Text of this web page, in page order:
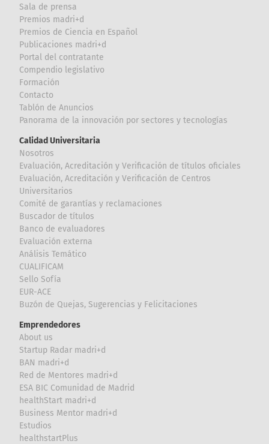
Sala de prensa
Premios madri+d
Premios de Ciencia en Español
Publicaciones madri+d
Portal del contratante
Compendio legislativo
Formación
Contacto
Tablón de Anuncios
Panorama de la innovación por sectores y tecnologías
Calidad Universitaria
Nosotros
Evaluación, Acreditación y Verificación de títulos oficiales
Evaluación, Acreditación y Verificación de Centros
Universitarios
Comité de garantías y reclamaciones
Buscador de títulos
Banco de evaluadores
Evaluación externa
Análisis Temático
CUALIFICAM
Sello Sofía
EUR-ACE
Buzón de Quejas, Sugerencias y Felicitaciones
Emprendedores
About us
Startup Radar madri+d
BAN madri+d
Red de Mentores madri+d
ESA BIC Comunidad de Madrid
healthStart madri+d
Business Mentor madri+d
Estudios
healthstartPlus